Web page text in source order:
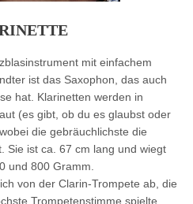
mit einfachem
ist das Saxophon, das auch
hat. Klarinetten werden in
(es gibt, ob du es glaubst oder
die gebräuchlichste die
Sie ist ca. 67 cm lang und wiegt
und 800 Gramm.
von der Clarin-Trompete ab, die
Trompetenstimme spielte.